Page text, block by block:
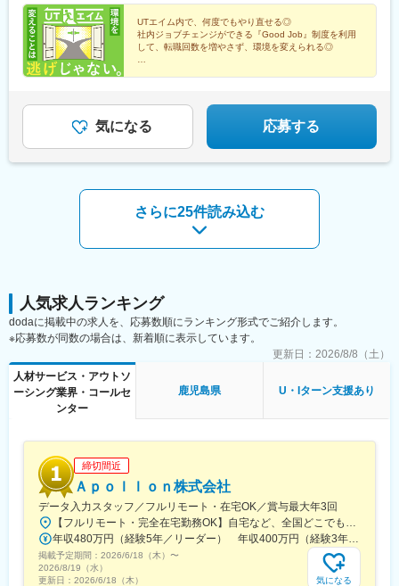
ン実績多数。赴任に伴う移動交通費も会社が負担！（規定あり）
【第三者機関からの高い評価】製造派遣ランキング（2023年オリ
コン顧客満足度調査／2023年1月4日）でUTグループが第2位を受
賞！評価項目別「登録・契約のしやすさ」「社内研修」「担当者
の対応」「福利厚生」の4項目で2年連続1位！※いずれの配属先
駅、鷲宮駅、明戸駅、上尾駅、新座駅、狭山ケ丘駅、飯能駅、高
坂駅、東我孫子駅、下総橘駅、松尾駅(千葉県)、姉ケ崎駅、久住
駅、動物公園駅、初石駅、辰巳駅、越中島駅、一橋学園駅、国会
議事堂前駅、新富町駅(東京都)、狭間駅、北八王子駅、五反田駅、
天王洲アイル駅、中河原駅、三鷹駅、大塚駅(東京都)、田端駅、立
駅、香川駅、川崎駅、小島新田駅、鈴木町駅、相模原駅、南橋本
駅、竜王駅、富士岡駅、東静岡駅、豊岡駅(静岡県)、天竜川駅、大
駅、入善駅、魚津駅、高岡やぶなみ駅、能町口駅、片原町駅(富山
県)、油田駅、越中八尾駅、南富山駅、牛ノ谷駅、日御子駅、大屋
駅、多賀大社前駅、水口駅、石山駅、高宮駅(滋賀県)、野洲駅、大
久保駅(京都府)、向日町駅、西京極駅、十条駅(京都市営)、長岡京
駅、千里丘駅、平林駅(大阪府)、桜島駅、本町駅、大阪港駅、池田
(広島県)、小竹駅、新田原駅、羽犬塚駅、東山代駅、新大村駅、西
諫早駅、諫早駅、本諫早駅、瀬田駅(熊本県)、湯浦駅、原水駅、三
里木駅、肥後大津駅、一武駅、新玉名駅、川尻駅(熊本県)、上臼杵
駅、杵築駅、大神駅、中判田駅、鶴崎駅、東中津駅、今津駅(大分
県)、隼人駅、大隅横川駅、グリーンスタジアム前駅、加茂宮駅、
門前仲町駅、溜池山王駅、宝町駅(東京都)、大崎広小路駅、大塚駅
前駅、市大医学部駅、京急川崎駅、小牧口駅、能町駅、京阪石山
駅、十条駅(京都府・近鉄線)、摂津市駅、ユニバーサルシティ駅、
新田駅、産業振興センター駅、米島口駅、粟津駅(滋賀県)、上鳥羽
口駅、西大橋駅
属先により異なります※経験・能力等を考慮し当社規定で決定しま
す※月給に加え、残業手当・深夜手当・休日手当等全額支給【入社
時の想定年収】年収例500万円／28歳年収例400万円／24歳年収
例300万円／22歳
UTエイム内で、何度でもやり直せる◎
社内ジョブチェンジができる『Good Job』制度を利用
して、転職回数を増やさず、環境を変えられる◎
気になる 応募する
さらに25件読み込む
人気求人ランキング
dodaに掲載中の求人を、応募数順にランキング形式でご紹介します。
※応募数が同数の場合は、新着順に表示しています。
更新日： 2026/8/8（土）
人材サービス・アウトソ
ーシング業界・コールセ
ンター
鹿児島県 U・Iターン支援あり
締切間近
Ａｐｏｌｌｏｎ株式会社
データ入力スタッフ／フルリモート・在宅OK／賞与最大年3回
【フルリモート・完全在宅勤務OK】自宅など、全国どこでもあなたが働きやすい場所で働けます★転居を伴う転勤なし★全国47都道府県どこからでも応募OK【本社】東京都新宿区山吹町130番地の15 茜ビル2-A＜アクセス＞有楽町線「江戸川橋駅」、東西線「東西線」より徒歩10分※受動喫煙対策：あり
年収480万円（経験5年／リーダー） 年収400万円（経験3年／メンバー）
掲載予定期間： 2026/6/18（木） 〜
2026/8/19（水）
更新日： 2026/6/18（木） 気になる